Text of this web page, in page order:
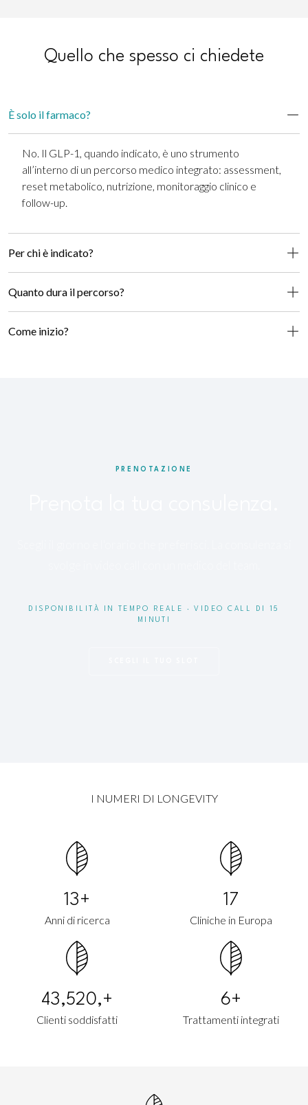
Quello che spesso ci chiedete
È solo il farmaco?
No. Il GLP-1, quando indicato, è uno strumento
all’interno di un percorso medico integrato: assessment,
reset metabolico, nutrizione, monitoraggio clinico e
follow-up.
Per chi è indicato?
Quanto dura il percorso?
Come inizio?
PRENOTAZIONE
DISPONIBILITÀ IN TEMPO REALE · VIDEO CALL DI 15
MINUTI
I NUMERI DI LONGEVITY
20+
Anni di ricerca
28
Cliniche in Europa
79,360,+
Clienti soddisfatti
13+
Trattamenti integrati